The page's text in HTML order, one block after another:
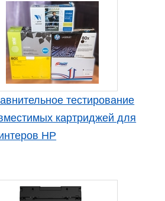
тестирование
картриджей для
HP